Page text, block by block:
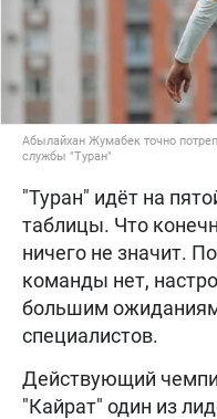
Абылайхан Жумабек точно
службы "Туран"
"Туран" идёт на
таблицы. Что
ничего не значит.
команды нет,
большим
специалистов.
Действующий
"Кайрат" один из